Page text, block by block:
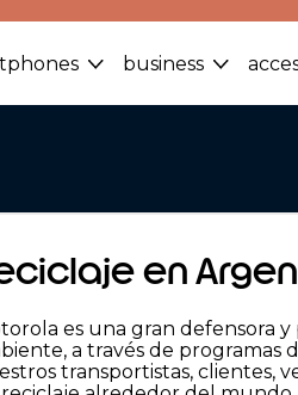
business
en
es una gran defensora
a través de programas
transportistas, clientes,